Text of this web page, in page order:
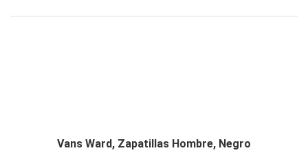
Vans Ward, Zapatillas Hombre, Negro